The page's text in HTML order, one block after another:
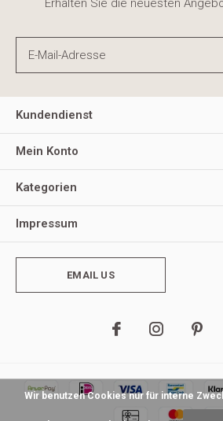
Erhalten Sie die neuesten
Kundendienst
Mein Konto
Kategorien
Impressum
EMAIL US
Wir benutzen Cookies nur für interne